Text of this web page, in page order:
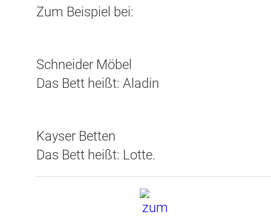
Zum Beispiel bei:
Schneider Möbel
Das Bett heißt: Aladin
Kayser Betten
Das Bett heißt: Lotte.